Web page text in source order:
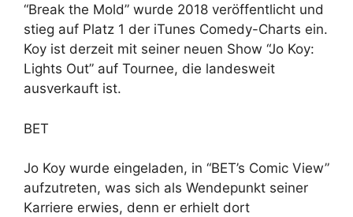
“Break the Mold” wurde 2018 veröffentlicht und
stieg auf Platz 1 der iTunes Comedy-Charts ein.
Koy ist derzeit mit seiner neuen Show “Jo Koy:
Lights Out” auf Tournee, die landesweit
ausverkauft ist.
BET
Jo Koy wurde eingeladen, in “BET’s Comic View”
aufzutreten, was sich als Wendepunkt seiner
Karriere erwies, denn er erhielt dort